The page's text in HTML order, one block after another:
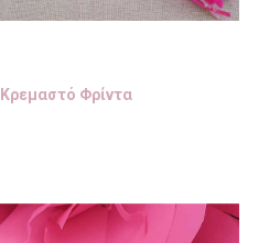
Φρίντα